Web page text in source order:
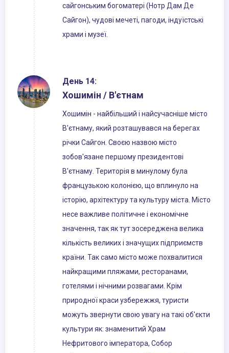
сайгонським богоматері (Нотр Дам Де
Сайгон), чудові мечеті, пагоди, індуїстські
храми і музеї.
День 14:
Хошимін / В'єтнам
Хошимін - найбільший і найсучасніше місто
В'єтнаму, який розташувався на берегах
річки Сайгон. Своєю назвою місто
зобов'язане першому президентові
В'єтнаму. Територія в минулому була
французькою колонією, що вплинуло на
історію, архітектуру та культуру міста. Місто
несе важливе політичне і економічне
значення, так як тут зосереджена велика
кількість великих і значущих підприємств
країни. Так само місто може похвалитися
найкращими пляжами, ресторанами,
готелями і нічними розвагами. Крім
природної краси узбережжя, туристи
можуть звернути свою увагу на такі об'єкти
культури як: знаменитий Храм
Нефритового імператора, Собор